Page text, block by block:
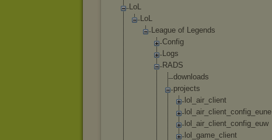
LoL
LoL
League of Legends
Config
Logs
RADS
downl oads
projects
lo
air_ cl ient
lo
air_ cl ient _config_ eune
lo
air_ cl ient _config_ euw
lo
game _c lient